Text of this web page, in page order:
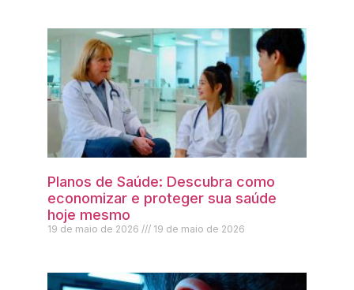
Planos de Saúde: Descubra como
economizar e proteger sua saúde
hoje mesmo
19 de maio de 2026 19 de maio de 2026